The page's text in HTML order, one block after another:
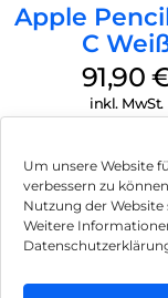
Um unsere Website
verbessern zu
Nutzung der
Weitere
Apple
C
91,90
inkl. MwSt.
Impressum